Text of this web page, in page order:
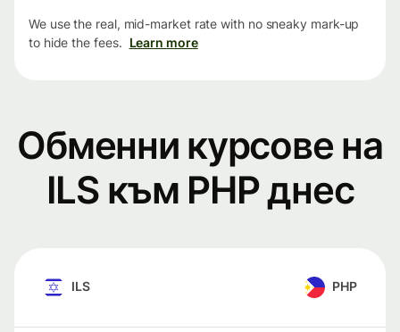
We use the real, mid-market rate with no sneaky mark-up
to hide the fees. Learn more
Обменни курсове на
ILS към PHP днес
ILS PHP